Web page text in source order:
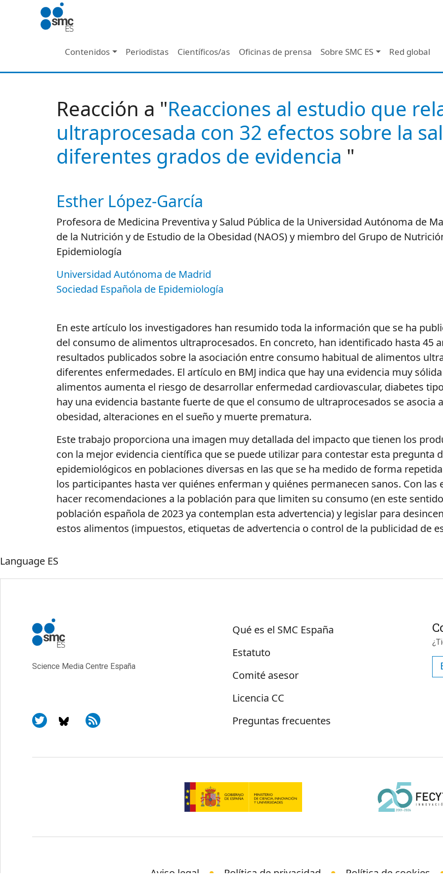
Pasar al contenido principal
Navegación principal - Header
Contenidos Periodistas Científicos/as Oficinas de prensa Sobre SMC ES Red global
Reacción a "Reacciones al estudio que
ultraprocesada con 32 efectos sobre la
diferentes grados de evidencia "
Autor/es reacciones
Esther López-García
Profesora de Medicina Preventiva y Salud Pública de la Universidad Autónoma de
de la Nutrición y de Estudio de la Obesidad (NAOS) y miembro del Grupo de
Epidemiología
Universidad Autónoma de Madrid
Sociedad Española de Epidemiología
En este artículo los investigadores han resumido toda la información que se ha
del consumo de alimentos ultraprocesados. En concreto, han identificado hasta 45
resultados publicados sobre la asociación entre consumo habitual de alimentos
diferentes enfermedades. El artículo en BMJ indica que hay una evidencia muy
alimentos aumenta el riesgo de desarrollar enfermedad cardiovascular, diabetes
hay una evidencia bastante fuerte de que el consumo de ultraprocesados se asocia
obesidad, alteraciones en el sueño y muerte prematura.
Este trabajo proporciona una imagen muy detallada del impacto que tienen los
con la mejor evidencia científica que se puede utilizar para contestar esta pregunta
epidemiológicos en poblaciones diversas en las que se ha medido de forma
los participantes hasta ver quiénes enferman y quiénes permanecen sanos. Con las
hacer recomendaciones a la población para que limiten su consumo (en este
población española de 2023 ya contemplan esta advertencia) y legislar para
estos alimentos (impuestos, etiquetas de advertencia o control de la publicidad de
Language ES
Science Media Centre España
Sobre SMC España
Qué es el SMC España
Estatuto
Comité asesor
Licencia CC
Preguntas frecuentes
Aviso legal Política de privacidad Política de cookies